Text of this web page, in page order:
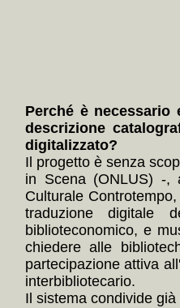
Perché è necessario
descrizione
digitalizzato?
Il progetto è senza
in Scena (ONLUS) -,
Culturale
traduzione digitale
biblioteconomico, e
chiedere alle
partecipazione attiva
interbibliotecario.
Il sistema condivide